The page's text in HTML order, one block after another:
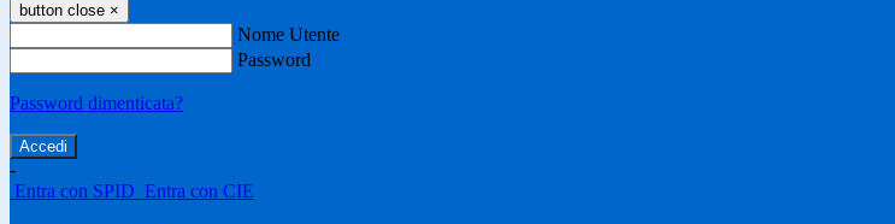
button close ×
Nome Utente
Password
Password dimenticata?
-
Entra con SPID Entra con CIE